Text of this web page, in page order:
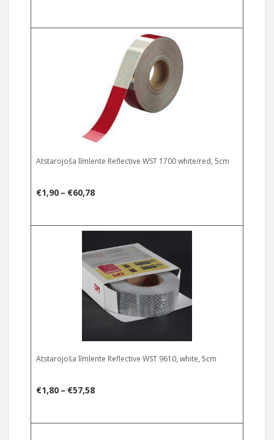
Atstarojoša līmlente Reflective WST 1700 white/red, 5cm
€1,90 – €60,78Price
€1,90
through
€60,78
Select options
Atstarojoša līmlente Reflective WST 9610, white, 5cm
€1,80 – €57,58Price
€1,80